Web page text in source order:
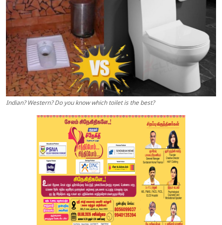
Indian? Western? Do you know which toilet is the best?